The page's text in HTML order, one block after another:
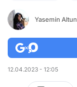
Yasemin
12.04.2023 - 12:05